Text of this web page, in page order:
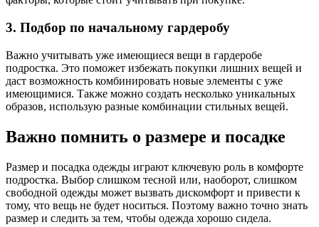
3. Подбор по начальному гардеробу
Важно учитывать уже имеющиеся вещи в гардеробе
подростка. Это поможет избежать покупки лишних вещей и
даст возможность комбинировать новые элементы с уже
имеющимися. Также можно создать несколько уникальных
образов, использую разные комбинации стильных вещей.
Важно помнить о размере и посадке
Размер и посадка одежды играют ключевую роль в комфорте
подростка. Выбор слишком тесной или, наоборот, слишком
свободной одежды может вызвать дискомфорт и привести к
тому, что вещь не будет носиться. Поэтому важно точно знать
размер и следить за тем, чтобы одежда хорошо сидела.